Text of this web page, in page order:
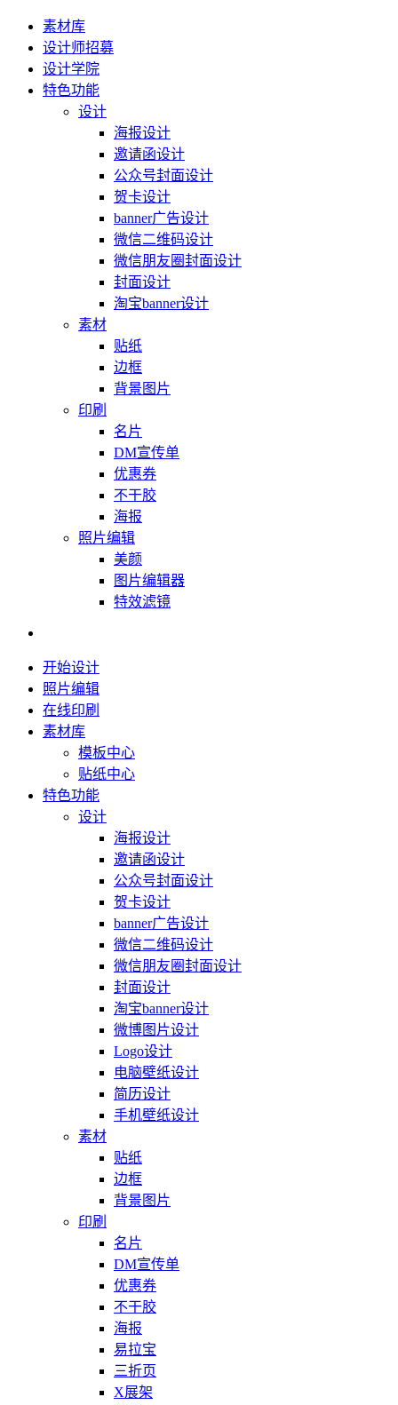
素材库
设计师招募
设计学院
特色功能
设计
海报设计
邀请函设计
公众号封面设计
贺卡设计
banner广告设计
微信二维码设计
微信朋友圈封面设计
封面设计
淘宝banner设计
素材
贴纸
边框
背景图片
印刷
名片
DM宣传单
优惠券
不干胶
海报
照片编辑
美颜
图片编辑器
特效滤镜
开始设计
照片编辑
在线印刷
素材库
模板中心
贴纸中心
特色功能
设计
海报设计
邀请函设计
公众号封面设计
贺卡设计
banner广告设计
微信二维码设计
微信朋友圈封面设计
封面设计
淘宝banner设计
微博图片设计
Logo设计
电脑壁纸设计
简历设计
手机壁纸设计
素材
贴纸
边框
背景图片
印刷
名片
DM宣传单
优惠券
不干胶
海报
易拉宝
三折页
X展架